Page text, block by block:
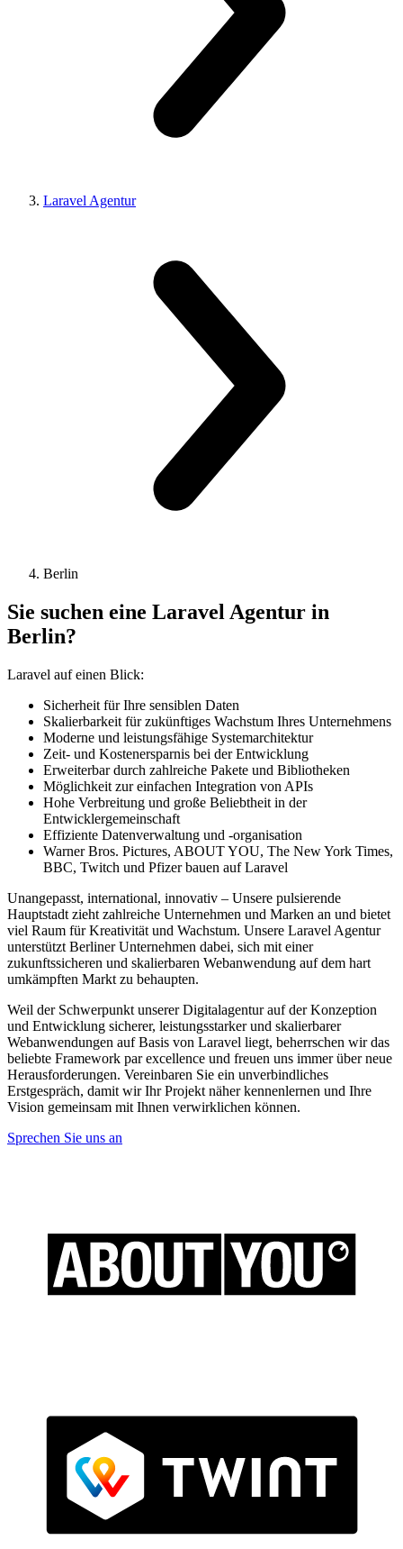
Laravel Agentur
Berlin
Sie suchen eine Laravel Agentur in
Berlin?
Laravel auf einen Blick:
Sicherheit für Ihre sensiblen Daten
Skalierbarkeit für zukünftiges Wachstum Ihres Unternehmens
Moderne und leistungsfähige Systemarchitektur
Zeit- und Kostenersparnis bei der Entwicklung
Erweiterbar durch zahlreiche Pakete und Bibliotheken
Möglichkeit zur einfachen Integration von APIs
Hohe Verbreitung und große Beliebtheit in der
Entwicklergemeinschaft
Effiziente Datenverwaltung und -organisation
Warner Bros. Pictures, ABOUT YOU, The New York Times,
BBC, Twitch und Pfizer bauen auf Laravel
Unangepasst, international, innovativ – Unsere pulsierende
Hauptstadt zieht zahlreiche Unternehmen und Marken an und bietet
viel Raum für Kreativität und Wachstum. Unsere Laravel Agentur
unterstützt Berliner Unternehmen dabei, sich mit einer
zukunftssicheren und skalierbaren Webanwendung auf dem hart
umkämpften Markt zu behaupten.
Weil der Schwerpunkt unserer Digitalagentur auf der Konzeption
und Entwicklung sicherer, leistungsstarker und skalierbarer
Webanwendungen auf Basis von Laravel liegt, beherrschen wir das
beliebte Framework par excellence und freuen uns immer über neue
Herausforderungen. Vereinbaren Sie ein unverbindliches
Erstgespräch, damit wir Ihr Projekt näher kennenlernen und Ihre
Vision gemeinsam mit Ihnen verwirklichen können.
Sprechen Sie uns an